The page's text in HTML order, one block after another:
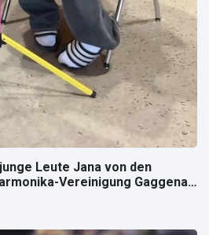
Leute Jana von den
Vereinigung Gaggenau
sein kann.